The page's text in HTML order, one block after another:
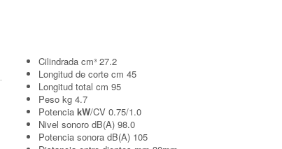
Cilindrada cm³ 27.2
Longitud de corte cm 45
Longitud total cm 95
Peso kg 4.7
Potencia kW/CV 0.75/1.0
Nivel sonoro dB(A) 98.0
Potencia sonora dB(A) 105